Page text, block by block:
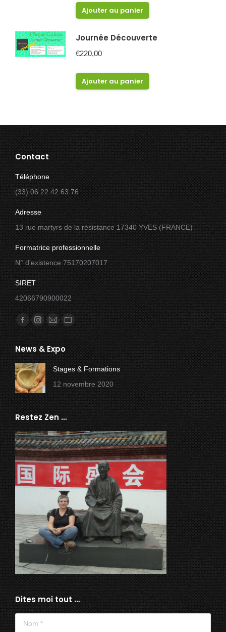
Ajouter au panier
Journée Découverte
€220,00
Ajouter au panier
Contact
Téléphone
(33) 06 22 42 63 76
Adresse
13 rue martyrs de la résistance 17340 YVES (FRANCE)
Formatrice professionnelle
N° d’existence 75170207017
SIRET
42066790900022
Trouvez nous sur :
Facebook
page
opens
in
new
window
Instagram
page
opens
in
new
window
E-
mail
page
opens
in
new
window
Site
Web
page
opens
in
new
window
News & Expo
Stages & Formations
12 novembre 2020
Restez Zen …
Dites moi tout …
Nom *